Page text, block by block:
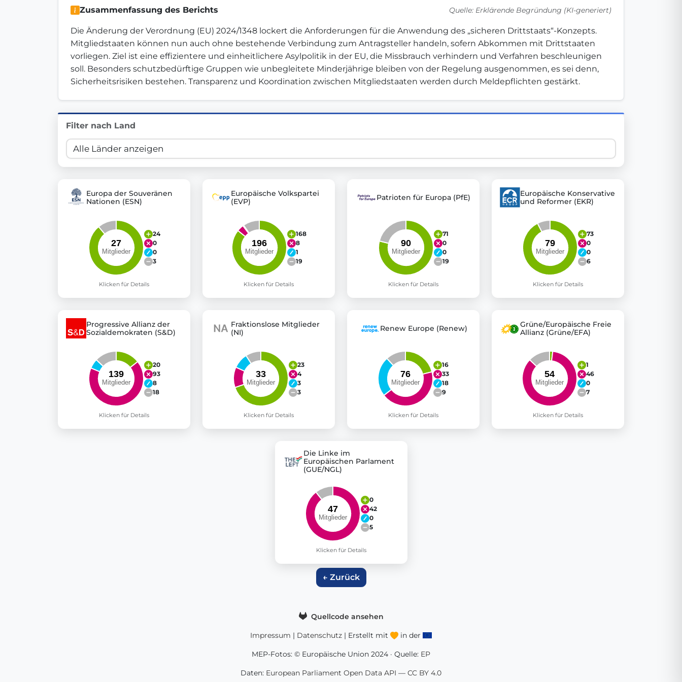
Innovation in Transparency
Check Some Votes (CSV) , one of Germany's most advanced transparency platforms, which lets citizens explore thousands of EU Parliament votes in a clear
Get Involved
Become a member:Join us to advance digital democracy and transparency in Germany and Europe.
Zusammenfassung des Berichts Quelle: Erklärende Begründung (KI-generiert)
Die Änderung der Verordnung (EU) 2024/1348 lockert die Anforderungen für die Anwendung des „sicheren Drittstaats“-Konzepts.
Mitgliedstaaten können nun auch ohne bestehende Verbindung zum Antragsteller handeln, sofern Abkommen mit Drittstaaten
vorliegen. Ziel ist eine effizientere und einheitlichere Asylpolitik in der EU, die Missbrauch verhindern und Verfahren beschleunigen
soll. Besonders schutzbedürftige Gruppen wie unbegleitete Minderjährige bleiben von der Regelung ausgenommen, es sei denn,
Sicherheitsrisiken bestehen. Transparenz und Koordination zwischen Mitgliedstaaten werden durch Meldepflichten gestärkt.
Filter nach Land
Europa der Souveränen
Nationen (ESN)
24
0
0
3
Klicken für Details
Europäische Volkspartei
(EVP)
168
8
1
19
Klicken für Details
Patrioten für Europa (PfE)
71
0
0
19
Klicken für Details
Europäische Konservative
und Reformer (EKR)
73
0
0
6
Klicken für Details
Progressive Allianz der
Sozialdemokraten (S&D)
20
93
8
18
Klicken für Details
Fraktionslose Mitglieder
(NI)
23
4
3
3
Klicken für Details
Renew Europe (Renew)
16
33
18
9
Klicken für Details
Grüne/Europäische Freie
Allianz (Grüne/EFA)
1
46
0
7
Klicken für Details
Die Linke im
Europäischen Parlament
(GUE/NGL)
0
42
0
5
Klicken für Details
← Zurück
Quellcode ansehen
Impressum | Datenschutz | Erstellt mit in der
MEP-Fotos: © Europäische Union 2024 · Quelle: EP
Daten: European Parliament Open Data API — CC BY 4.0